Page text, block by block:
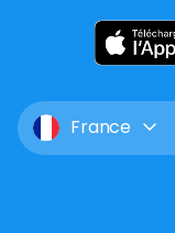
France